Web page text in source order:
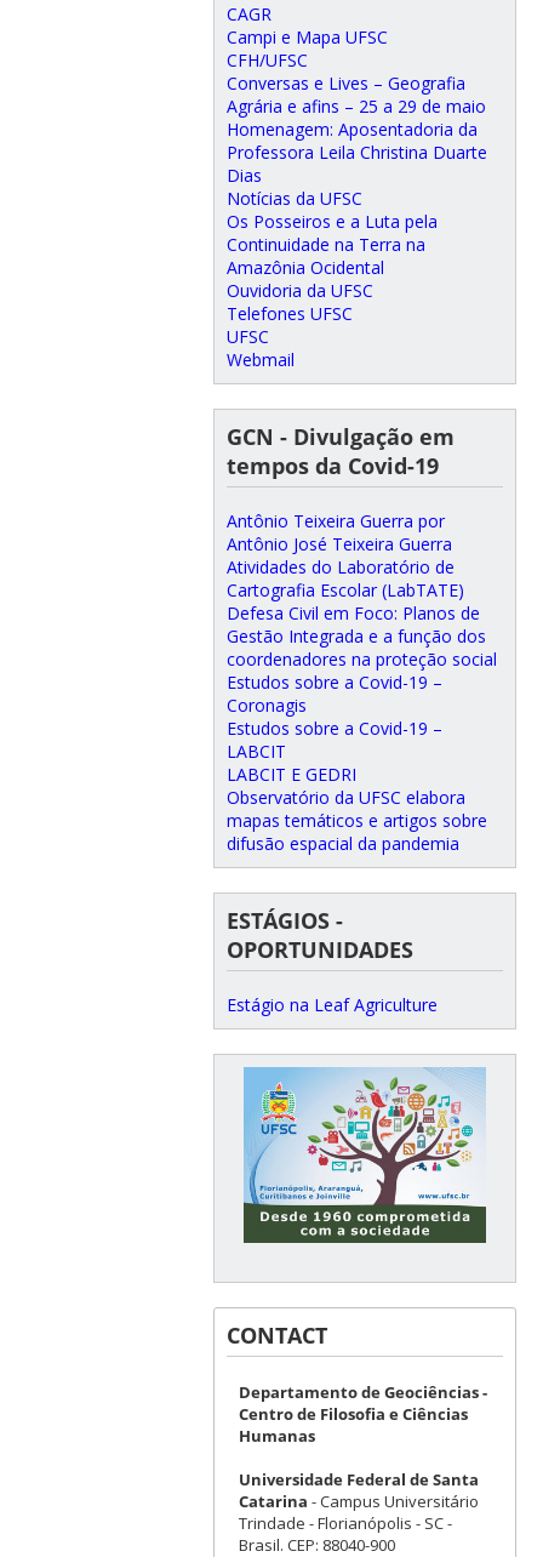
CAGR
Campi e Mapa UFSC
CFH/UFSC
Conversas e Lives – Geografia
Agrária e afins – 25 a 29 de maio
Homenagem: Aposentadoria da
Professora Leila Christina Duarte
Dias
Notícias da UFSC
Os Posseiros e a Luta pela
Continuidade na Terra na
Amazônia Ocidental
Ouvidoria da UFSC
Telefones UFSC
UFSC
Webmail
GCN - Divulgação em
tempos da Covid-19
Antônio Teixeira Guerra por
Antônio José Teixeira Guerra
Atividades do Laboratório de
Cartografia Escolar (LabTATE)
Defesa Civil em Foco: Planos de
Gestão Integrada e a função dos
coordenadores na proteção social
Estudos sobre a Covid-19 –
Coronagis
Estudos sobre a Covid-19 –
LABCIT
LABCIT E GEDRI
Observatório da UFSC elabora
mapas temáticos e artigos sobre
difusão espacial da pandemia
ESTÁGIOS -
OPORTUNIDADES
Estágio na Leaf Agriculture
CONTACT
Departamento de Geociências -
Centro de Filosofia e Ciências
Humanas
Universidade Federal de Santa
Catarina - Campus Universitário
Trindade - Florianópolis - SC -
Brasil. CEP: 88040-900